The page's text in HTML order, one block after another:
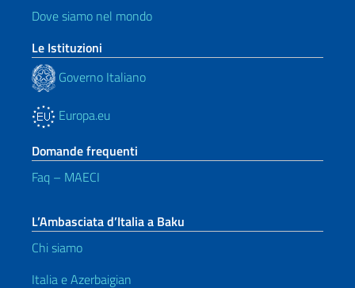
Dove siamo nel mondo
Le Istituzioni
Governo Italiano
Europa.eu
Domande frequenti
Faq – MAECI
L’Ambasciata d’Italia a Baku
Chi siamo
Italia e Azerbaigian